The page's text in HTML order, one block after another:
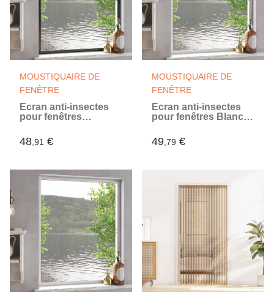
MOUSTIQUAIRE DE
FENÊTRE
Écran anti-insectes
pour fenêtres
cm (Gris)
48,91 €
MOUSTIQUAIRE DE
FENÊTRE
Écran anti-insectes
pour fenêtres Blanc
49,79 €